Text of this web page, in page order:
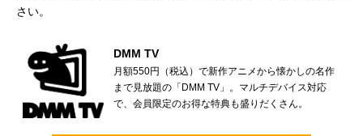
さい。
DMM TV
月額550円（税込）で新作アニメから懐かしの名作
まで見放題の「DMM TV」。マルチデバイス対応
で、会員限定のお得な特典も盛りだくさん。